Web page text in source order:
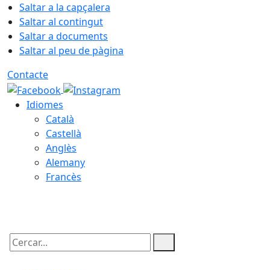
Saltar a la capçalera
Saltar al contingut
Saltar a documents
Saltar al peu de pàgina
Contacte
Idiomes
Català
Castellà
Anglès
Alemany
Francès
Cercar: